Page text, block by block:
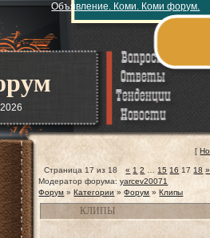
Объявление. Коми. Коми форум.
[
Страница 17 из 18 « 1 2 15 16 17 18 »
Модератор форума:yarcev20071
Форум » Категории » Форум » Клипы
КЛИПЫ